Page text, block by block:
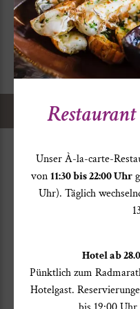
Unser À-la-carte-
von11:30 bis 22:00 Uhr
Uhr). Täglich
Hotel ab
Pünktlich zum
Hotelgast.
Home>
Dorfstr. 109 ·